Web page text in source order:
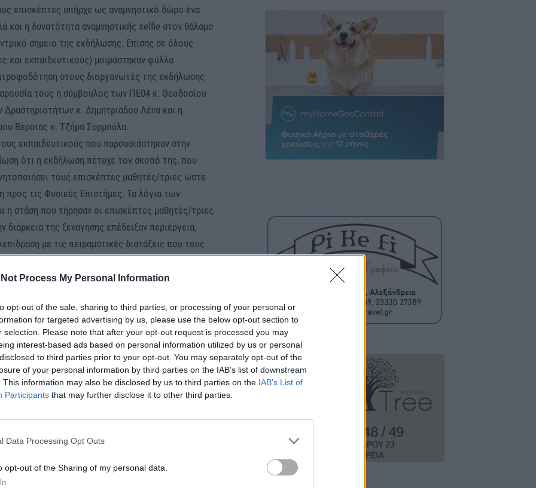
Not Process My Personal Information
opt-out of the sale, sharing to third parties, or processing of your personal or
for targeted advertising by us, please use the below opt-out section to
selection. Please note that after your opt-out request is processed you may
interest-based ads based on personal information utilized by us or personal
to third parties prior to your opt-out. You may separately opt-out of the
of your personal information by third parties on the IAB’s list of downstream
This information may also be disclosed by us to third parties on the IAB’s List of
Participants that may further disclose it to other third parties.
Data Processing Opt Outs
opt-out of the Sharing of my personal data.
επισκέπτες υπήρχε ως αναμνηστικό δώρο ένα
και η δυνατότητα αναμνηστικής selfie στον θάλαμο
σημείο της εκδήλωσης. Επίσης σε όλους
και εκπαιδευτικούς) μοιράστηκαν φύλλα
στους διοργανωτές της εκδήλωσης.
τους η σύμβουλος των ΠΕ04 κ. Θεοδοσίου
Δραστηριοτήτων κ. Δημητριάδου Λένα και η
Βέροιας κ. Τζήμα Συρμούλα.
εκπαιδευτικούς που παρουσιάστηκαν στην
ότι η εκδήλωση πέτυχε τον σκοπό της, που
τους επισκέπτες μαθητές/τριες ώστε
προς τις Φυσικές Επιστήμες. Τα λόγια των
η στάση που τήρησαν οι επισκέπτες μαθητές/τριες
της ξενάγησης επέδειξαν περιέργεια,
με τις πειραματικές διατάξεις που τους
το πρόγραμμα «Πειραματίζομαι & Μαθαίνω» κ.
και κ. Νίκα Αικατερίνη (Χημικός) θα ήθελαν να
του προγράμματος για την εργατικότητα
της σχολικής χρονιάς και για την υπευθυνότητα
εκδήλωση, αφήνοντας το σύνολο των επισκεπτών
και στον Δήμο Βέροιας (τον Δήμαρχο
Συμβούλιο) για την παραχώρηση της
υποστήριξή τους στην ανοικτή αυτή
αρμόζουν στην Αντιδήμαρχο Παιδείας κ. Τζήμα
των παιδιών και υπεύθυνων
Βέροιας και στάθηκε πολύτιμος αρωγός σε όλη
του συντονισμού μιας τόσο απαιτητικής